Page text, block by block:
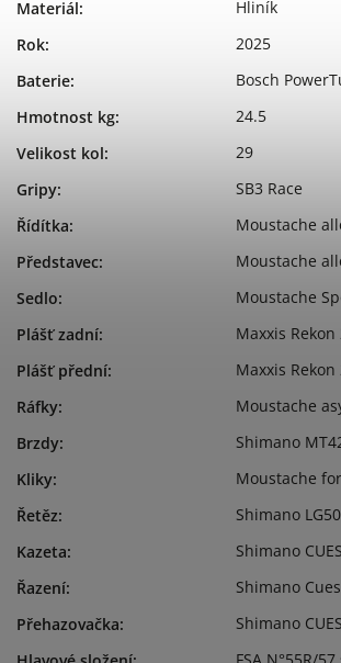
Materiál:
Hliník
Rok:
2025
Baterie:
Bosch
Hmotnost kg:
24.5
Velikost kol:
29
Gripy:
SB3 Race
Řídítka:
Moustache
Představec:
Moustache
Sedlo:
Moustache
Plášť zadní:
Maxxis
Plášť přední:
Maxxis
Ráfky:
Moustache
Brzdy:
Shimano
Kliky:
Moustache
Řetěz:
Shimano
Kazeta:
Shimano
Řazení:
Shimano
Přehazovačka:
Shimano